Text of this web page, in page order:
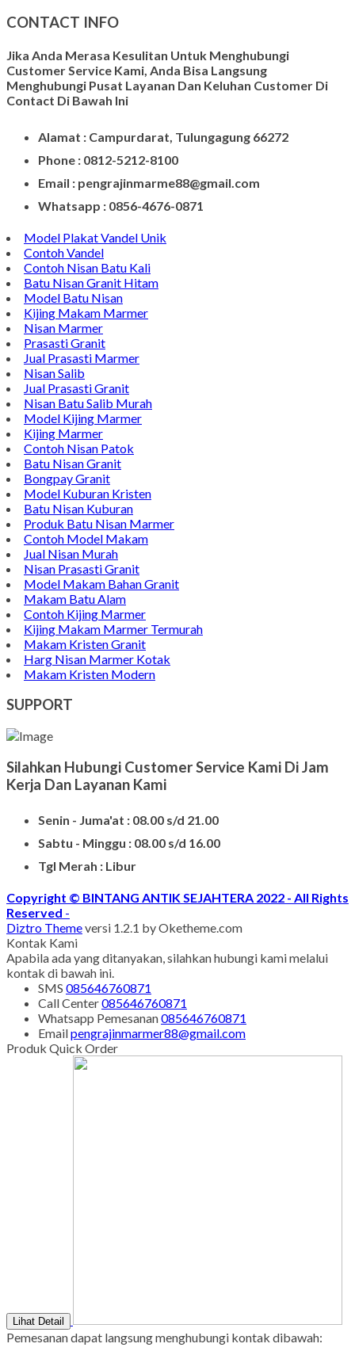
CONTACT INFO
Jika Anda Merasa Kesulitan Untuk Menghubungi
Customer Service Kami, Anda Bisa Langsung
Menghubungi Pusat Layanan Dan Keluhan Customer Di
Contact Di Bawah Ini
Alamat : Campurdarat, Tulungagung 66272
Phone : 0812-5212-8100
Email : pengrajinmarme88@gmail.com
Whatsapp : 0856-4676-0871
Model Plakat Vandel Unik
Contoh Vandel
Contoh Nisan Batu Kali
Batu Nisan Granit Hitam
Model Batu Nisan
Kijing Makam Marmer
Nisan Marmer
Prasasti Granit
Jual Prasasti Marmer
Nisan Salib
Jual Prasasti Granit
Nisan Batu Salib Murah
Model Kijing Marmer
Kijing Marmer
Contoh Nisan Patok
Batu Nisan Granit
Bongpay Granit
Model Kuburan Kristen
Batu Nisan Kuburan
Produk Batu Nisan Marmer
Contoh Model Makam
Jual Nisan Murah
Nisan Prasasti Granit
Model Makam Bahan Granit
Makam Batu Alam
Contoh Kijing Marmer
Kijing Makam Marmer Termurah
Makam Kristen Granit
Harg Nisan Marmer Kotak
Makam Kristen Modern
SUPPORT
Silahkan Hubungi Customer Service Kami Di Jam
Kerja Dan Layanan Kami
Senin - Juma'at : 08.00 s/d 21.00
Sabtu - Minggu : 08.00 s/d 16.00
Tgl Merah : Libur
Copyright © BINTANG ANTIK SEJAHTERA 2022 - All Rights
Reserved -
Diztro Themeversi 1.2.1 by Oketheme.com
Kontak Kami
Apabila ada yang ditanyakan, silahkan hubungi kami melalui
kontak di bawah ini.
SMS 085646760871
Call Center085646760871
Whatsapp Pemesanan085646760871
Emailpengrajinmarmer88@gmail.com
Produk Quick Order
Lihat Detail
Pemesanan dapat langsung menghubungi kontak dibawah: